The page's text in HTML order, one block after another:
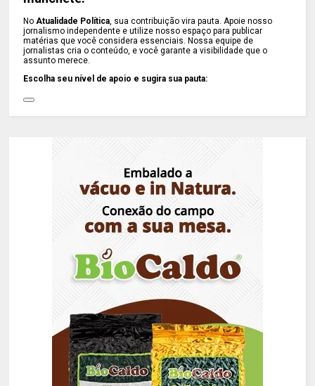
NoAtualidade Política, sua contribuição vira pauta. Apoie nosso
jornalismo independente e utilize nosso espaço para publicar
matérias que você considera essenciais. Nossa equipe de
jornalistas cria o conteúdo, e você garante a visibilidade que o
assunto merece.
Escolha seu nível de apoio e sugira sua pauta: